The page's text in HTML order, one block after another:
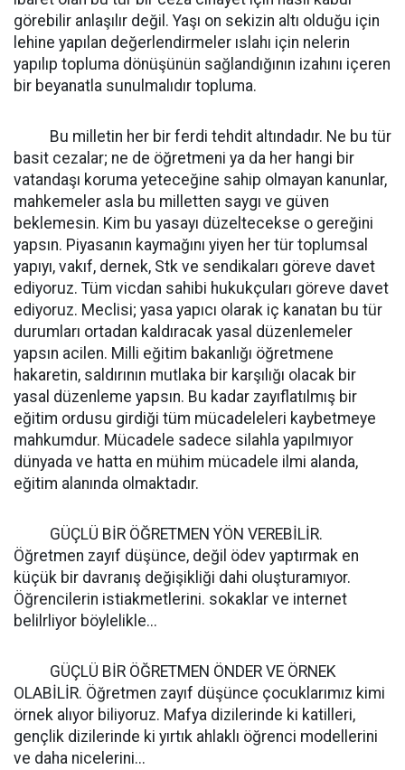
görebilir anlaşılır değil. Yaşı on sekizin altı olduğu için
lehine yapılan değerlendirmeler ıslahı için nelerin
yapılıp topluma dönüşünün sağlandığının izahını içeren
bir beyanatla sunulmalıdır topluma.
Bu milletin her bir ferdi tehdit altındadır. Ne bu tür
basit cezalar; ne de öğretmeni ya da her hangi bir
vatandaşı koruma yeteceğine sahip olmayan kanunlar,
mahkemeler asla bu milletten saygı ve güven
beklemesin. Kim bu yasayı düzeltecekse o gereğini
yapsın. Piyasanın kaymağını yiyen her tür toplumsal
yapıyı, vakıf, dernek, Stk ve sendikaları göreve davet
ediyoruz. Tüm vicdan sahibi hukukçuları göreve davet
ediyoruz. Meclisi; yasa yapıcı olarak iç kanatan bu tür
durumları ortadan kaldıracak yasal düzenlemeler
yapsın acilen. Milli eğitim bakanlığı öğretmene
hakaretin, saldırının mutlaka bir karşılığı olacak bir
yasal düzenleme yapsın. Bu kadar zayıflatılmış bir
eğitim ordusu girdiği tüm mücadeleleri kaybetmeye
mahkumdur. Mücadele sadece silahla yapılmıyor
dünyada ve hatta en mühim mücadele ilmi alanda,
eğitim alanında olmaktadır.
GÜÇLÜ BİR ÖĞRETMEN YÖN VEREBİLİR.
Öğretmen zayıf düşünce, değil ödev yaptırmak en
küçük bir davranış değişikliği dahi oluşturamıyor.
Öğrencilerin istiakmetlerini. sokaklar ve internet
belilrliyor böylelikle...
GÜÇLÜ BİR ÖĞRETMEN ÖNDER VE ÖRNEK
OLABİLİR. Öğretmen zayıf düşünce çocuklarımız kimi
örnek alıyor biliyoruz. Mafya dizilerinde ki katilleri,
gençlik dizilerinde ki yırtık ahlaklı öğrenci modellerini
ve daha nicelerini...